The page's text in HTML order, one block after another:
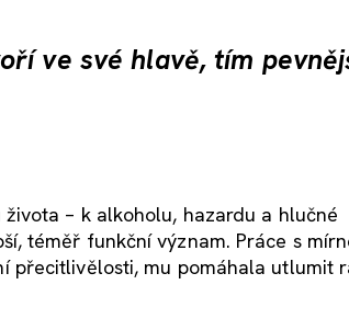
ve své hlavě, tím
– k alkoholu, hazardu a hlučné
téměř funkční význam. Práce s
přecitlivělosti, mu pomáhala utlumit